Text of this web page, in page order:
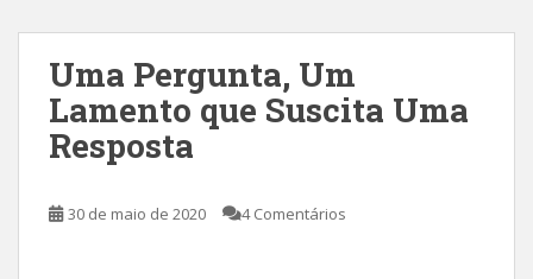
Uma Pergunta, Um
Lamento que Suscita Uma
Resposta
30 de maio de 2020 4 Comentários